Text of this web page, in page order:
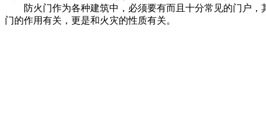
防火门作为各种建筑中，必须要有而且十分常见的门户，
门的作用有关，更是和火灾的性质有关。